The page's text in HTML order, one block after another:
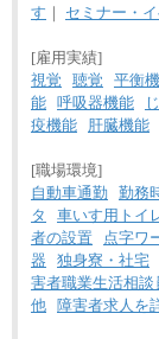
す ｜ セミナー・
[雇用実績]
視覚
聴覚 平衡
能 呼吸器機能
疫機能
肝臓機能
[職場環境]
自動車通勤
勤務
タ
車いす用トイ
者の設置
点字ワ
器
独身寮・社宅
害者職業生活相談
他
障害者求人を